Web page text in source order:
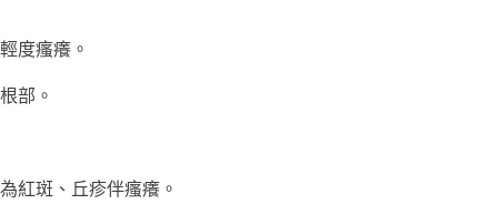
度瘙癢。
部。
紅斑、丘疹伴瘙癢。